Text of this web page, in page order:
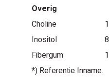
Overig
Choline
Inositol
Fibergum
*) Referentie Inname.